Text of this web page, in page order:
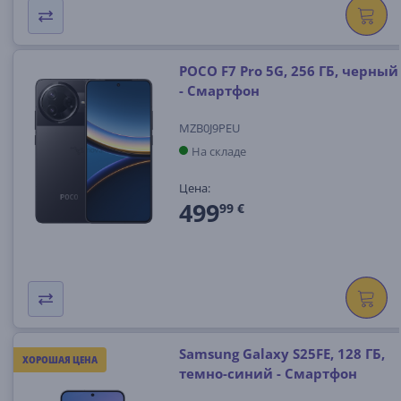
POCO F7 Pro 5G, 256 ГБ, черный
- Смартфон
MZB0J9PEU
На складе
Цена:
49999 €
ХОРОШАЯ ЦЕНА
Samsung Galaxy S25FE, 128 ГБ,
темно-синий - Смартфон